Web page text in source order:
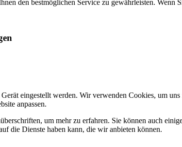
den bestmöglichen Service zu gewährleisten.
eingestellt werden. Wir verwenden Cookies, um
anpassen.
um mehr zu erfahren. Sie können auch
die Dienste haben kann, die wir anbieten können.